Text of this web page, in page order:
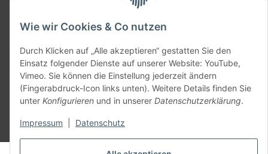
Wie wir Cookies & Co nutzen
Durch Klicken auf „Alle akzeptieren“ gestatten Sie den
Einsatz folgender Dienste auf unserer Website: YouTube,
Vimeo. Sie können die Einstellung jederzeit ändern
(Fingerabdruck-Icon links unten). Weitere Details finden Sie
unter Konfigurieren und in unserer Datenschutzerklärung.
Impressum Datenschutz
Vertrag widerrufen
* Alle Preise inkl. gesetzlicher USt., zzgl.